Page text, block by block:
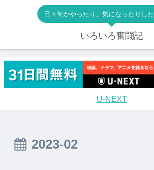
日々何かやったり、気になったりし
いろいろ奮闘記
U-NEXT
2023-02